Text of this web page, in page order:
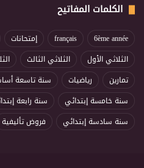
الكلمات المفاتيح
6ème année
français إمتحانات
الثلاثي الأول
الثلاثي الثالث
تمارين
رياضيات سنة تاسعة
سنة خامسة إبتدائي
سنة رابعة
سنة سادسة إبتدائي
فروض تأليفية